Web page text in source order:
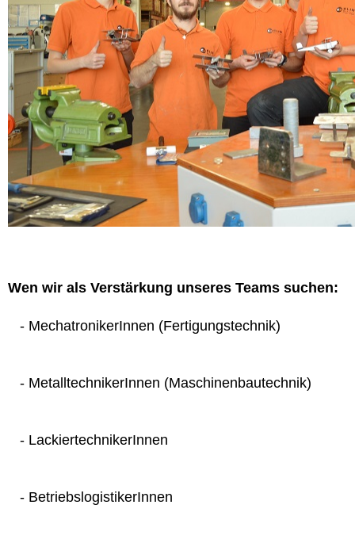
Wen wir als Verstärkung unseres Teams suchen:
- MechatronikerInnen (Fertigungstechnik)
- MetalltechnikerInnen (Maschinenbautechnik)
- LackiertechnikerInnen
- BetriebslogistikerInnen